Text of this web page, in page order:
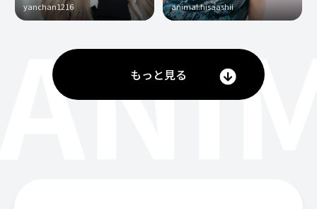
yanchan1216 animal.hisaashii
もっと見る